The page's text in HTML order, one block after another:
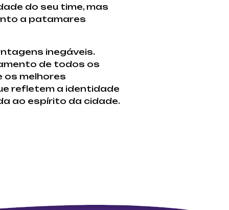
do seu time, mas
a patamares
inegáveis.
de todos os
os melhores
refletem a identidade
ao espírito da cidade.